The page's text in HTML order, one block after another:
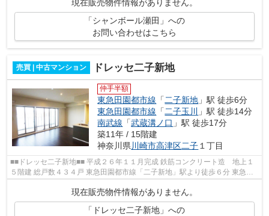
現在販売物件情報がありません。
「シャンボール瀬田」への
お問い合わせはこちら
売買 | 中古マンション ドレッセ二子新地
仲手半額
東急田園都市線 「 二子新地 」駅 徒歩6分
東急田園都市線 「 二子玉川
」駅 徒歩14分
南武線 「武蔵溝ノ口 」駅 徒歩17分
築11年 / 15階建
神奈川県 川崎市高津区二子 １丁目
■■ドレッセ二子新地■■ 平成２６年１１月完成 鉄筋コンクリート造 地上１
５階建 総戸数４３４戸 東急田園都市線「二子新地」駅より徒歩６分 東急田
園都市線「二子玉川」駅より徒歩１...
現在販売物件情報がありません。
「ドレッセ二子新地」への